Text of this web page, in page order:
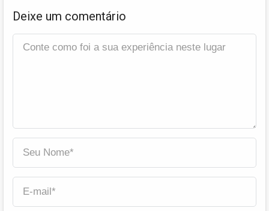
Deixe um comentário